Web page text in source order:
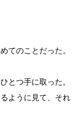
てのことだった。
とつ手に取った。
ように見て、それ